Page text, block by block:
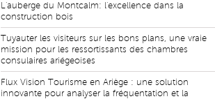
L'auberge du Montcalm: l'excellence dans la
construction bois
Tuyauter les visiteurs sur les bons plans, une vraie
mission pour les ressortissants des chambres
consulaires ariégeoises
Flux Vision Tourisme en Ariège : une solution
innovante pour analyser la fréquentation et la